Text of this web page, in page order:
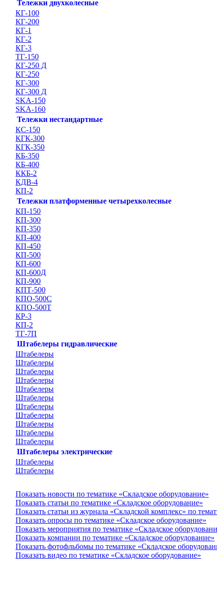
Тележки двухколесные
КГ-100
КГ-200
КГ-1
КГ-2
КГ-3
ТГ-150
КГ-250 Д
КГ-250
КГ-300
КГ-300 Д
SKA-150
SKA-160
Тележки нестандартные
КС-150
КГК-300
КГК-350
КБ-350
КБ-400
ККБ-2
КДВ-4
КП-2
Тележки платформенные четырехколесные
КП-150
КП-300
КП-350
КП-400
КП-450
КП-500
КП-600
КП-600Д
КП-900
КПТ-500
КПО-500С
КПО-500Т
КР-3
КП-2
ТГ-7П
Штабелеры гидравлические
Штабелеры
Штабелеры
Штабелеры
Штабелеры
Штабелеры
Штабелеры
Штабелеры
Штабелеры
Штабелеры
Штабелеры
Штабелеры
Штабелеры электрические
Штабелеры
Штабелеры
Показать новости по тематике «Складское оборудование»
Показать статьи по тематике «Складское оборудование»
Показать статьи из журнала «Складской комплекс» по
Показать опросы по тематике «Складское оборудование»
Показать мероприятия по тематике «Складское
Показать компании по тематике «Складское оборудование»
Показать фотофльбомы по тематике «Складское
Показать видео по тематике «Складское оборудование»